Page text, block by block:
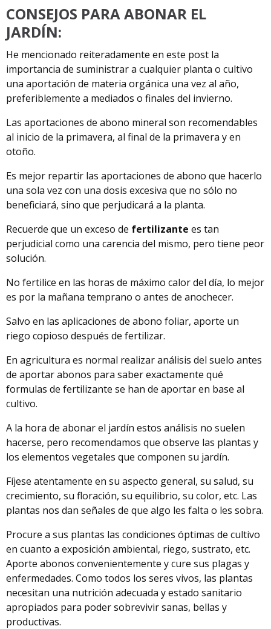
CONSEJOS PARA ABONAR EL
JARDÍN:
He mencionado reiteradamente en este post la
importancia de suministrar a cualquier planta o cultivo
una aportación de materia orgánica una vez al año,
preferiblemente a mediados o finales del invierno.
Las aportaciones de abono mineral son recomendables
al inicio de la primavera, al final de la primavera y en
otoño.
Es mejor repartir las aportaciones de abono que hacerlo
una sola vez con una dosis excesiva que no sólo no
beneficiará, sino que perjudicará a la planta.
Recuerde que un exceso de fertilizante es tan
perjudicial como una carencia del mismo, pero tiene peor
solución.
No fertilice en las horas de máximo calor del día, lo mejor
es por la mañana temprano o antes de anochecer.
Salvo en las aplicaciones de abono foliar, aporte un
riego copioso después de fertilizar.
En agricultura es normal realizar análisis del suelo antes
de aportar abonos para saber exactamente qué
formulas de fertilizante se han de aportar en base al
cultivo.
A la hora de abonar el jardín estos análisis no suelen
hacerse, pero recomendamos que observe las plantas y
los elementos vegetales que componen su jardín.
Fíjese atentamente en su aspecto general, su salud, su
crecimiento, su floración, su equilibrio, su color, etc. Las
plantas nos dan señales de que algo les falta o les sobra.
Procure a sus plantas las condiciones óptimas de cultivo
en cuanto a exposición ambiental, riego, sustrato, etc.
Aporte abonos convenientemente y cure sus plagas y
enfermedades. Como todos los seres vivos, las plantas
necesitan una nutrición adecuada y estado sanitario
apropiados para poder sobrevivir sanas, bellas y
productivas.